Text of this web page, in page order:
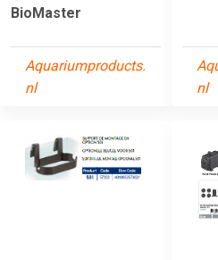
BioMaster
Aquariumproducts.
nl
nl